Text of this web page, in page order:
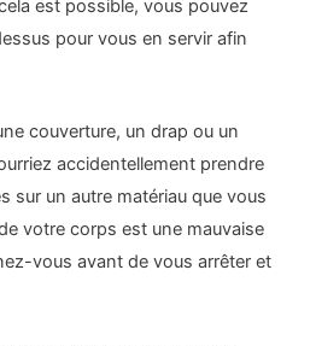
est possible, vous pouvez
pour vous en servir afin
couverture, un drap ou un
accidentellement prendre
sur un autre matériau que vous
votre corps est une mauvaise
vous avant de vous arrêter et